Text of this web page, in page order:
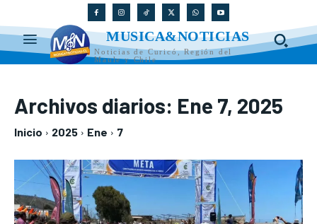
MUSICA&NOTICIAS
Noticias de Curicó, Región del
Maule y Chile
Archivos diarios: Ene 7, 2025
Inicio 2025 Ene 7